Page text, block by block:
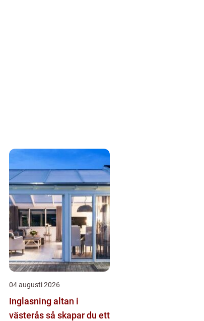
04 augusti 2026
Inglasning altan i
västerås så skapar du ett